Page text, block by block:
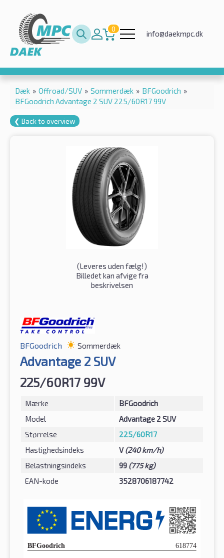
0
info@daekmpc.dk
Dæk » Offroad/SUV » Sommerdæk » BFGoodrich »
BFGoodrich Advantage 2 SUV 225/60R17 99V
❮ Back to overview
(Leveres uden fælg!)
Billedet kan afvige fra
beskrivelsen
BFGoodrich Sommerdæk
Advantage 2 SUV
225/60R17 99V
Mærke
BFGoodrich
Model
Advantage 2 SUV
Størrelse
225/60R17
Hastighedsindeks
V(240 km/h)
Belastningsindeks
99 (775 kg)
EAN-kode
3528706187742